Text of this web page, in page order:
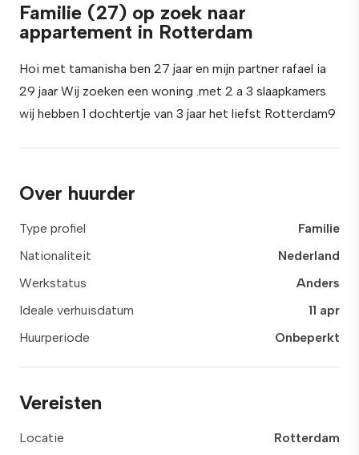
Familie (27) op zoek naar
appartement in Rotterdam
Hoi met tamanisha ben 27 jaar en mijn partner rafael ia
29 jaar Wij zoeken een woning .met 2 a 3 slaapkamers
wij hebben 1 dochtertje van 3 jaar het liefst Rotterdam9
Over huurder
Type profiel
Familie
Nationaliteit
Nederland
Werkstatus
Anders
Ideale verhuisdatum
11 apr
Huurperiode
Onbeperkt
Vereisten
Locatie
Rotterdam